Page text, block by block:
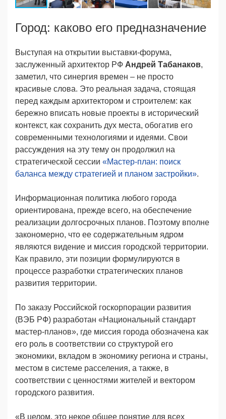
Город: каково его предназначение
Выступая на открытии выставки-форума,
заслуженный архитектор РФ Андрей Табанаков,
заметил, что синергия времен – не просто
красивые слова. Это реальная задача, стоящая
перед каждым архитектором и строителем: как
бережно вписать новые проекты в исторический
контекст, как сохранить дух места, обогатив его
современными технологиями и идеями. Свои
рассуждения на эту тему он продолжил на
стратегической сессии «Мастер-план: поиск
баланса между стратегией и планом застройки».
Информационная политика любого города
ориентирована, прежде всего, на обеспечение
реализации долгосрочных планов. Поэтому вполне
закономерно, что ее содержательным ядром
являются видение и миссия городской территории.
Как правило, эти позиции формулируются в
процессе разработки стратегических планов
развития территории.
По заказу Российской госкорпорации развития
(ВЭБ РФ) разработан «Национальный стандарт
мастер-планов», где миссия города обозначена как
его роль в соответствии со структурой его
экономики, вкладом в экономику региона и страны,
местом в системе расселения, а также, в
соответствии с ценностями жителей и вектором
городского развития.
«В целом, это некое общее понятие для всех